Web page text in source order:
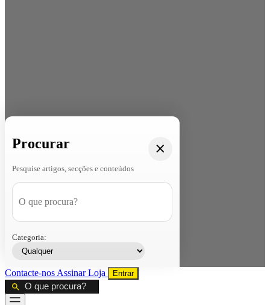
Procurar
Pesquise artigos, secções e conteúdos
Categoria:
Contacte-nos AssinarLoja Entrar